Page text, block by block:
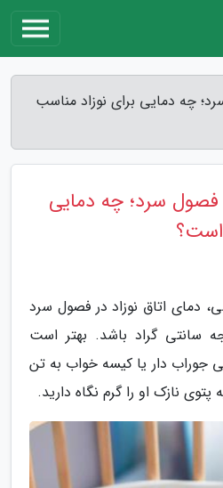
چه دمایی برای نوزاد مناسب
فصول سرد؛ چه دمایی
است؟
دمای اتاق نوزاد در فصول سرد
در حدود 18 درجه سانتی گراد باشد. بهتر است
جوراب دار یا کیسه خواب به تن
پتوی نازک او را گرم نگاه دارید.